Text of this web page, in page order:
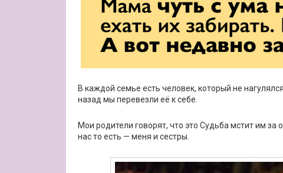
В каждой семье есть человек, который не
назад мы перевезли её к себе.
Мои родители говорят, что это Судьба мстит им за
нас то есть — меня и сестры.